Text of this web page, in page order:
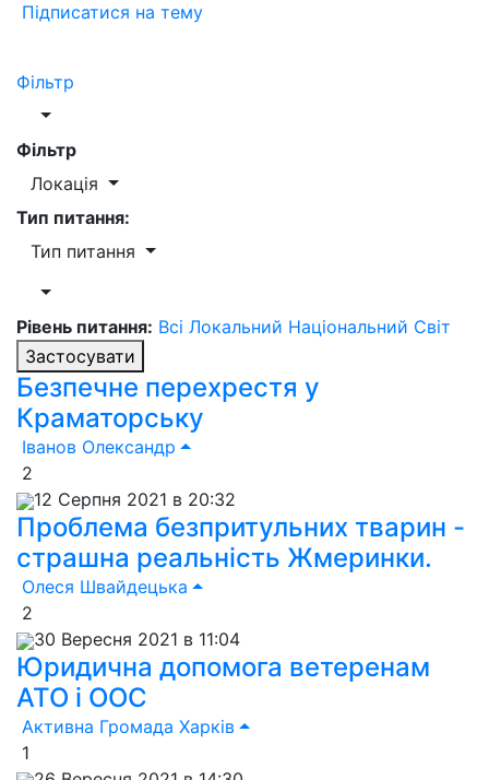
Підписатися на тему
Фільтр
Фільтр
Локація
Тип питання:
Тип питання
Рівень питання: Всі Локальний Національний Світ
Застосувати
Безпечне перехрестя у
Краматорську
Іванов Олександр
2
12 Серпня 2021 в 20:32
Проблема безпритульних тварин -
страшна реальність Жмеринки.
Олеся Швайдецька
2
30 Вересня 2021 в 11:04
Юридична допомога ветеренам
АТО і ООС
Активна Громада Харків
1